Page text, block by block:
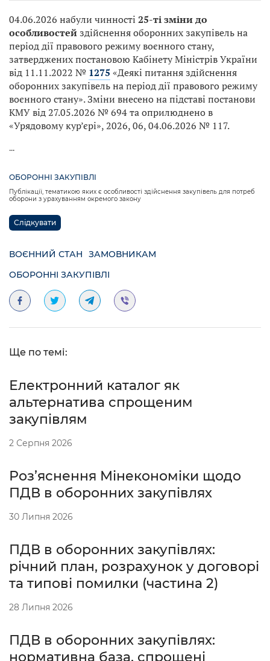
04.06.2026 набули чинності 25-ті зміни до
особливостейздійснення оборонних закупівель на
період дії правового режиму воєнного стану,
затверджених постановою Кабінету Міністрів України
від 11.11.2022 № 1275 «Деякі питання здійснення
оборонних закупівель на період дії правового режиму
воєнного стану». Зміни внесено на підставі постанови
КМУ від 27.05.2026 № 694 та оприлюднено в
«Урядовому кур’єрі», 2026, 06, 04.06.2026 № 117.
...
ОБОРОННІ ЗАКУПІВЛІ
Публікації, тематикою яких є особливості здійснення закупівель для потреб
оборони з урахуванням окремого закону
Слідкувати
ВОЄННИЙ СТАН
ЗАМОВНИКАМ
ОБОРОННІ ЗАКУПІВЛІ
Ще по темі:
Електронний каталог як
альтернатива спрощеним
закупівлям
2 Серпня 2026
Роз’яснення Мінекономіки щодо
ПДВ в оборонних закупівлях
30 Липня 2026
ПДВ в оборонних закупівлях:
річний план, розрахунок у договорі
та типові помилки (частина 2)
28 Липня 2026
ПДВ в оборонних закупівлях:
нормативна база, спрощені